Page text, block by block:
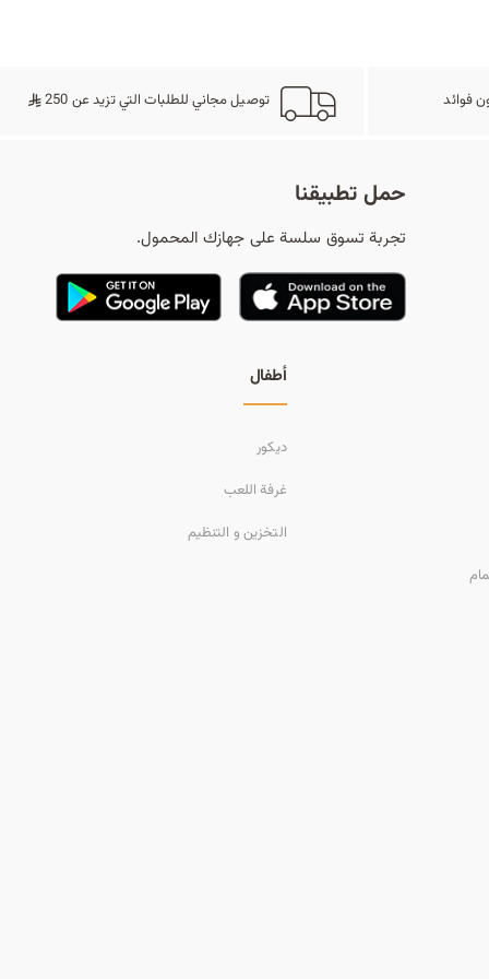
ح
ث فوائد توصيل مجاني للطلبات التي تزيد عن 250
حمل تطبيقنا
تجربة تسوق سلسة على جهازك المحمول.
أطفال
ديكور
غرفة اللعب
التخزين و التنظيم